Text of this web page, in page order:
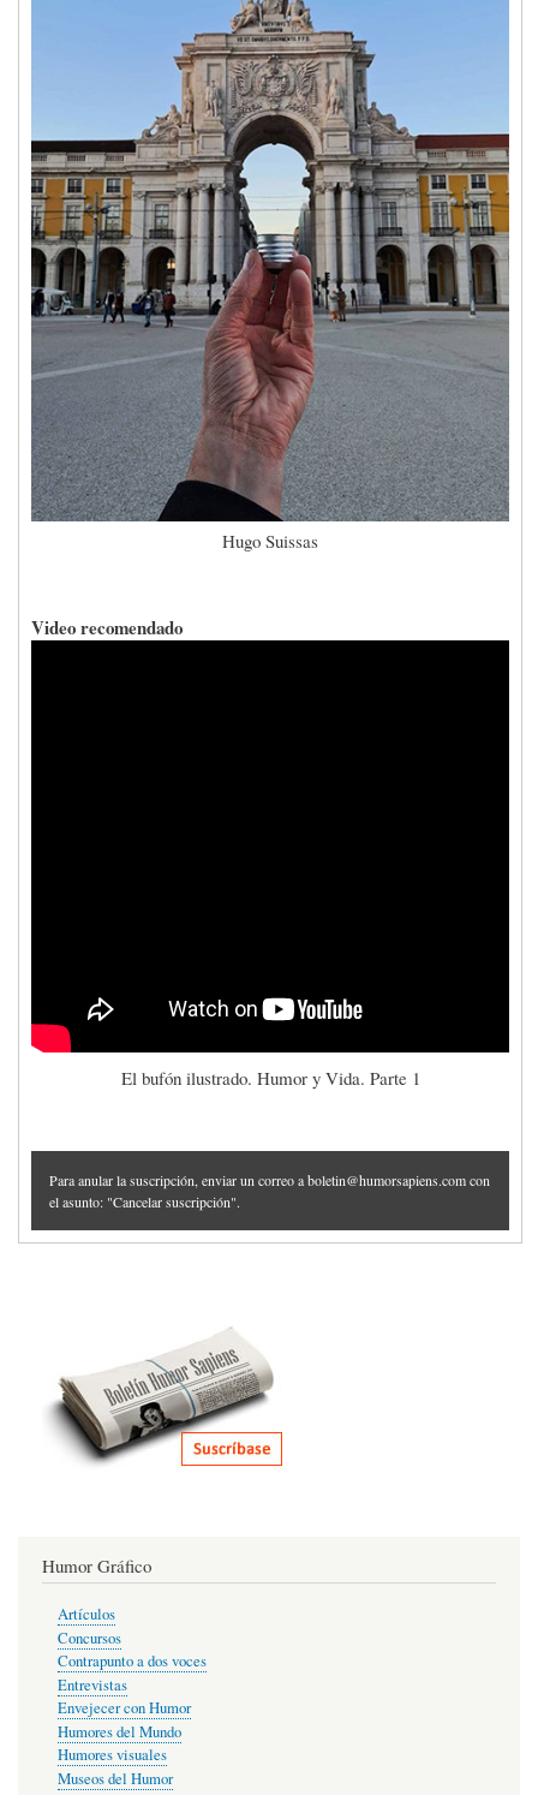
Hugo Suissas
Video recomendado
El bufón ilustrado. Humor y Vida. Parte 1
Para anular la suscripción, enviar un correo a boletin@humorsapiens.com con
el asunto: "Cancelar suscripción".
Humor Gráfico
Artículos
Concursos
Contrapunto a dos voces
Entrevistas
Envejecer con Humor
Humores del Mundo
Humores visuales
Museos del Humor